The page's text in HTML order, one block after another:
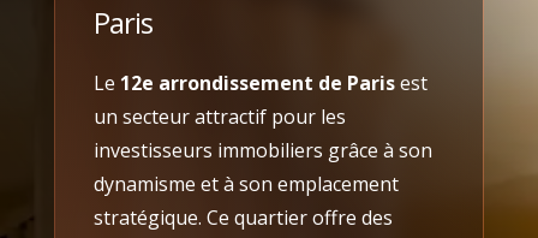
Paris
Le 12e arrondissement de Parisest
un secteur attractif pour les
investisseurs immobiliers grâce à son
dynamisme et à son emplacement
stratégique. Ce quartier offre des